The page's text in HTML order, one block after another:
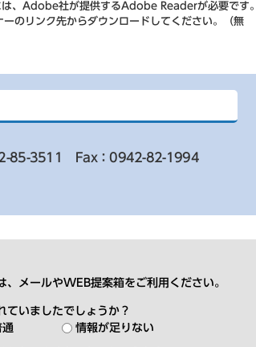
は、Adobe社が提供するAdobe Readerが必要です。
のリンク先からダウンロードしてください。（無
85-3511 Fax：0942-82-1994
、メールやWEB提案箱をご利用ください。
ていましたでしょうか？
通 情報が足りない